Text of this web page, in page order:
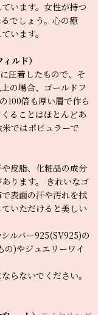
います。女性が持つ
でしょう。心の癒
います。
ルド）
圧着したもので、そ
の場合、ゴールドフ
100倍も厚い層で作ら
ることはほとんどあ
ではポピュラーで
皮脂、化粧品の成分
ります。 きれいなゴ
表面の汗や汚れを拭
いただけると美しい
ルバー925(SV925)の
)やジュエリーワイ
らないでください。